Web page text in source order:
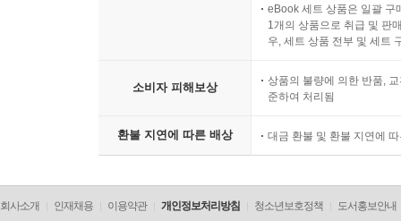
eBook 세트 상품은 일괄 구
1개의 상품으로 취급 및 판
우, 세트 상품 전부 및 세트
소비자 피해보상
상품의 불량에 의한 반품,
준하여 처리됨
환불 지연에 따른 배상 대금 환불 및 환불 지연에
회사소개 인재채용 이용약관 개인정보처리방침 청소년보호정책 도서홍보안내